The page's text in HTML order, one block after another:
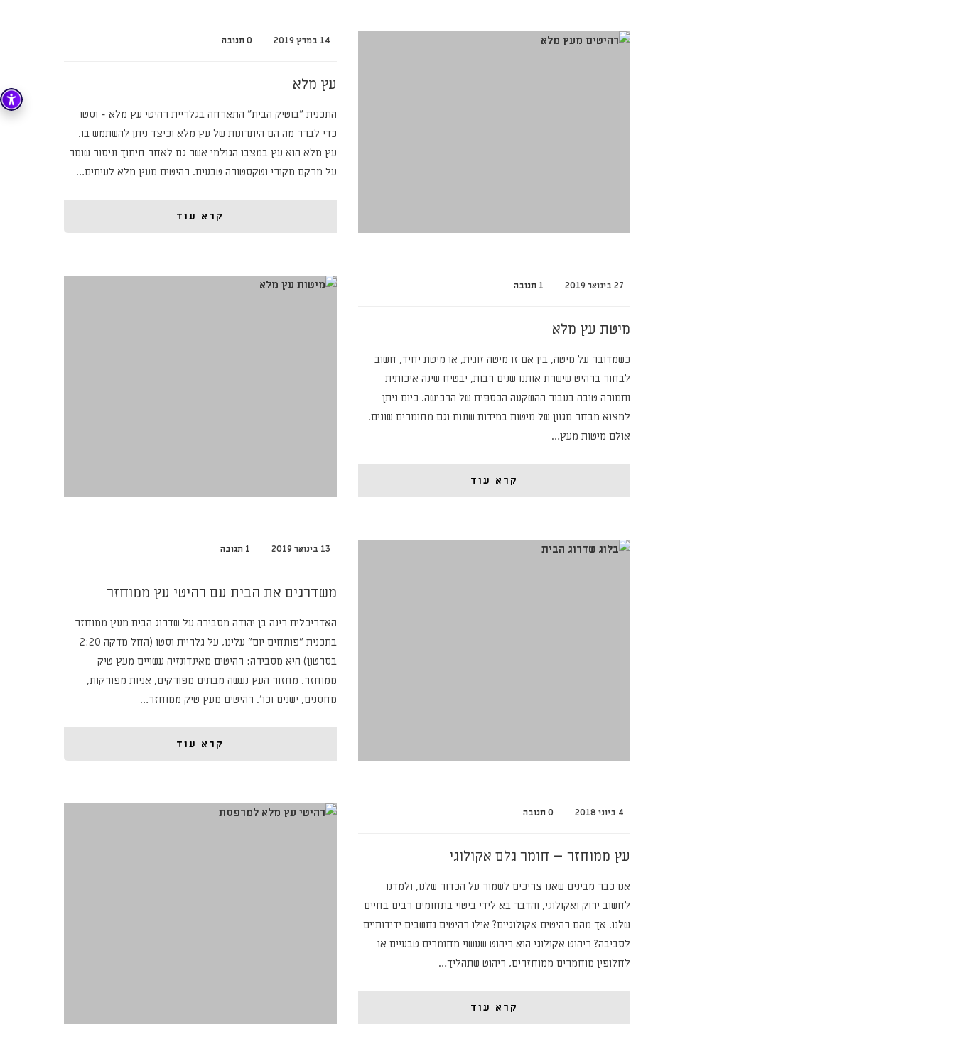
14 במרץ 2019
עץ מלא
התכנית "בוטיק הבית" התארחה בגלריית רהיטי עץ מלא - וסטו
כדי לברר מה הם היתרונות של עץ מלא וכיצד ניתן להשתמש בו.
עץ מלא הוא עץ במצבו הגולמי אשר גם לאחר חיתוך וניסור שומר
על מרקם מקורי וטקסטורה טבעית. רהיטים מעץ מלא לעיתים…
קרא עוד
27 בינואר 2019
מיטת עץ מלא
כשמדובר על מיטה, בין אם זו מיטה זוגית, או מיטת יחיד, חשוב
לבחור ברהיט שישרת אותנו שנים רבות, יבטיח שינה איכותית
ותמורה טובה בעבור ההשקעה הכספית של הרכישה. כיום ניתן
למצוא מבחר מגוון של מיטות במידות שונות וגם מחומרים שונים.
אולם מיטות מעץ…
קרא עוד
13 בינואר 2019
משדרגים את הבית עם רהיטי עץ ממוחזר
האדריכלית רינה בן יהודה מסבירה על שדרוג הבית מעץ ממוחזר
בתכנית "פותחים יום" עלינו, על גלריית וסטו (החל מדקה 2:20
בסרטון) היא מסבירה: רהיטים מאינדונזיה עשויים מעץ טיק
ממוחזר. מחזור העץ נעשה מבתים מפורקים, אניות מפורקות,
מחסנים, ישנים וכו'. רהיטים מעץ טיק ממוחזר…
קרא עוד
4 ביוני 2018
עץ ממוחזר – חומר גלם אקולוגי
אנו כבר מבינים שאנו צריכים לשמור על הכדור שלנו, ולמדנו
לחשוב ירוק ואקולוגי, והדבר בא לידי ביטוי בתחומים רבים בחיים
שלנו. אך מהם רהיטים אקולוגיים? אילו רהיטים נחשבים ידידותיים
לסביבה? ריהוט אקולוגי הוא ריהוט שעשוי מחומרים טבעיים או
לחלופין מוחמרים ממוחזרים, ריהוט שתהליך…
קרא עוד